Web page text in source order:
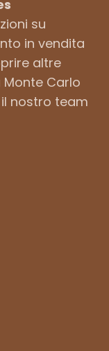
su
in vendita
altre
Monte Carlo
nostro team